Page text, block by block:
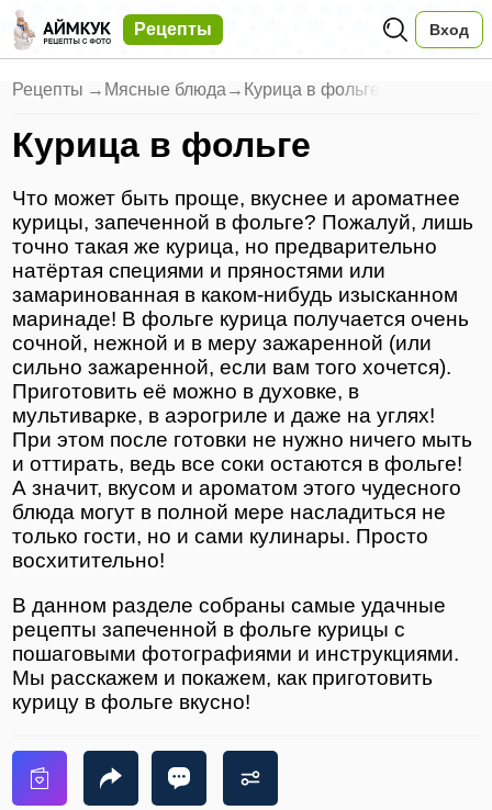
Рецепты Вход
Рецепты → Мясные блюда → Курица в фольге
Курица в фольге
Что может быть проще, вкуснее и ароматнее
курицы, запеченной в фольге? Пожалуй, лишь
точно такая же курица, но предварительно
натёртая специями и пряностями или
замаринованная в каком-нибудь изысканном
маринаде! В фольге курица получается очень
сочной, нежной и в меру зажаренной (или
сильно зажаренной, если вам того хочется).
Приготовить её можно в духовке, в
мультиварке, в аэрогриле и даже на углях!
При этом после готовки не нужно ничего мыть
и оттирать, ведь все соки остаются в фольге!
А значит, вкусом и ароматом этого чудесного
блюда могут в полной мере насладиться не
только гости, но и сами кулинары. Просто
восхитительно!
В данном разделе собраны самые удачные
рецепты запеченной в фольге курицы с
пошаговыми фотографиями и инструкциями.
Мы расскажем и покажем, как приготовить
курицу в фольге вкусно!